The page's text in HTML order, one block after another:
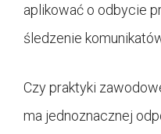
aplikować o odbycie
śledzenie
Czy praktyki
ma jednoznacznej